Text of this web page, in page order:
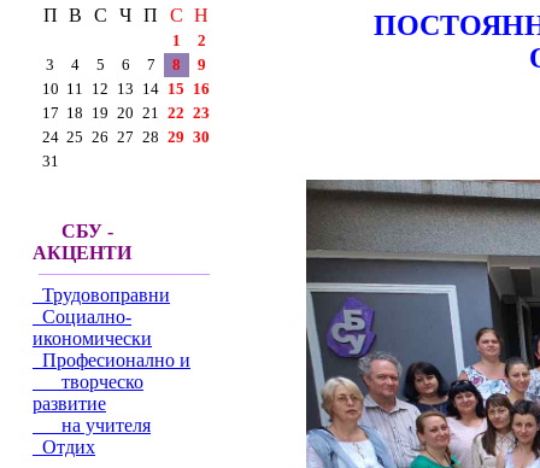
П В С Ч П С Н
1
2
3
4 5 6 7 8
9
10 11 12 13 14 15 16
17 18 19 20 21 22 23
24 25 26 27 28 29 30
31
СБУ -
АКЦЕНТИ
Трудовоправни
Социално-
икономически
Професионално и
творческо
развитие
на учителя
Отдих